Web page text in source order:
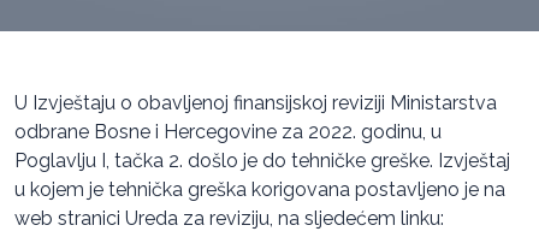
U Izvještaju o obavljenoj finansijskoj reviziji Ministarstva
odbrane Bosne i Hercegovine za 2022. godinu, u
Poglavlju I, tačka 2. došlo je do tehničke greške. Izvještaj
u kojem je tehnička greška korigovana postavljeno je na
web stranici Ureda za reviziju, na sljedećem linku: